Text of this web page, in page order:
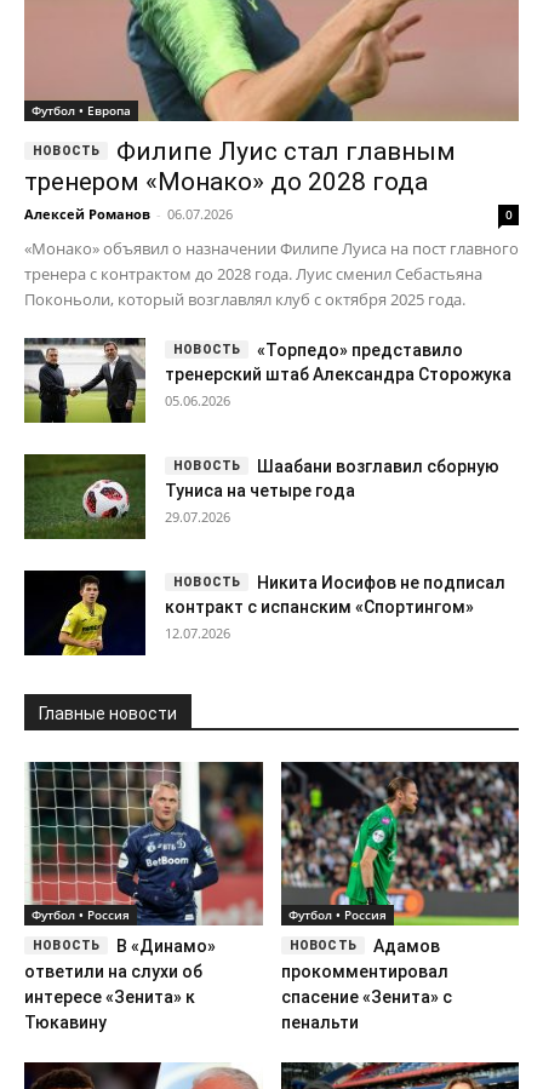
Футбол • Европа
Филипе Луис стал главным
тренером «Монако» до 2028 года
Алексей Романов - 06.07.2026 0
«Монако» объявил о назначении Филипе Луиса на пост главного
тренера с контрактом до 2028 года. Луис сменил Себастьяна
Поконьоли, который возглавлял клуб с октября 2025 года.
«Торпедо» представило
тренерский штаб Александра Сторожука
05.06.2026
Шаабани возглавил сборную
Туниса на четыре года
29.07.2026
Никита Иосифов не подписал
контракт с испанским «Спортингом»
12.07.2026
Главные новости
Футбол • Россия
В «Динамо»
ответили на слухи об
интересе «Зенита» к
Тюкавину
Футбол • Россия
Адамов
прокомментировал
спасение «Зенита» с
пенальти